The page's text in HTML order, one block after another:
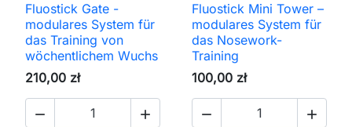
Fluostick Gate -
modulares System für
das Training von
wöchentlichem Wuchs
210,00 zł
 
Fluostick Mini Tower –
modulares System für
das Nosework-
Training
100,00 zł
 